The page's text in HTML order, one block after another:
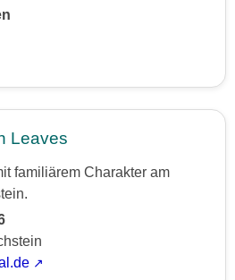
Leaves
familiärem Charakter am